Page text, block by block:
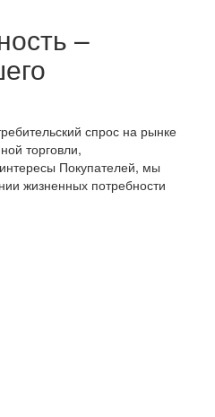
–
спрос на рынке
торговли,
Покупателей, мы
жизненных потребности